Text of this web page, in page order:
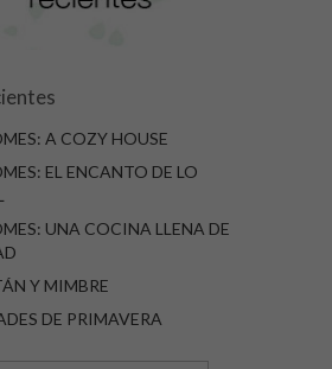
A COZY HOUSE
EL ENCANTO DE LO
UNA COCINA LLENA DE
Y MIMBRE
DE PRIMAVERA